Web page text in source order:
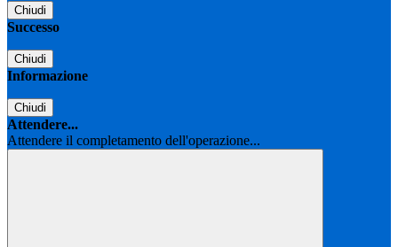
Chiudi
Successo
Chiudi
Informazione
Chiudi
Attendere...
Attendere il completamento dell'operazione...